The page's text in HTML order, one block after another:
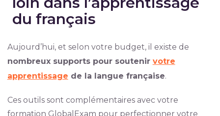
du français
Aujourd’hui, et selon votre budget, il existe de
nombreux supports pour soutenir votre
apprentissage de la langue française.
Ces outils sont complémentaires avec votre
formation GlobalExam pour perfectionner votre